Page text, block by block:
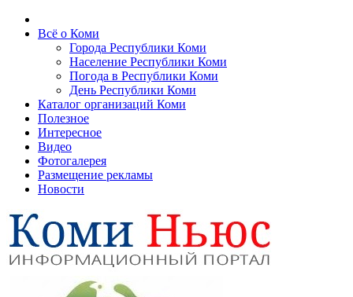
Всё о Коми
Города Республики Коми
Население Республики Коми
Погода в Республики Коми
День Республики Коми
Каталог организаций Коми
Полезное
Интересное
Видео
Фотогалерея
Размещение рекламы
Новости